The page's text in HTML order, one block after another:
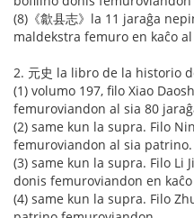
(8)《歙县志》la 11 jaraĝa
maldekstra femuro en kaĉo
2. 元史 la libro de la historio
(1) volumo 197, filo Xiao
femuroviandon al sia 80
(2) same kun la supra. Filo
femuroviandon al sia patrino.
(3) same kun la supra. Filo Li
donis femuroviandon en
(4) same kun la supra. Filo